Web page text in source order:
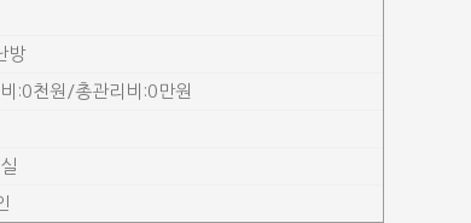
방
:0천원/총관리비:0만원